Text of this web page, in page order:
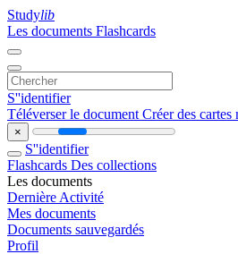
Studylib
Les documents Flashcards
S''identifier
Téléverser le document Créer des cartes
×
S''identifier
Flashcards Des collections
Les documents
Dernière Activité
Mes documents
Documents sauvegardés
Profil